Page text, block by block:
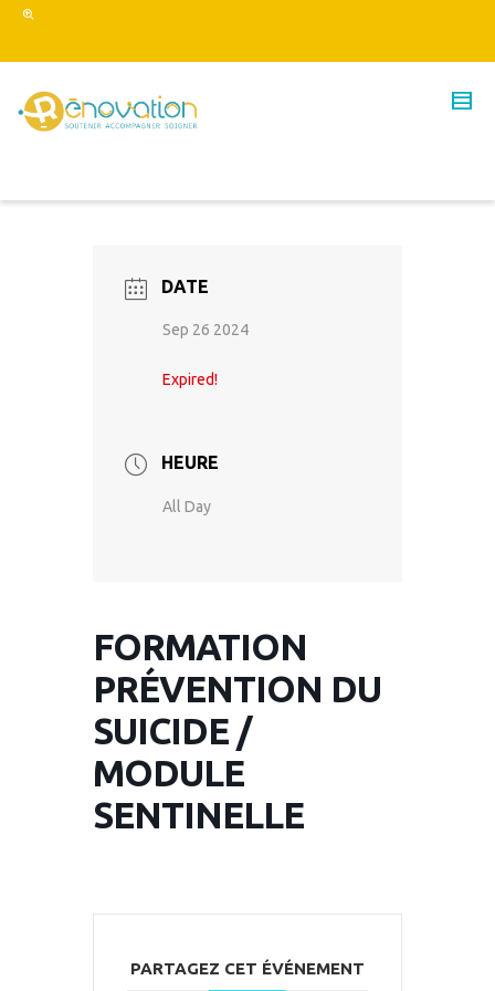
DATE
Sep 26 2024
Expired!
HEURE
All Day
FORMATION
PRÉVENTION DU
SUICIDE /
MODULE
SENTINELLE
PARTAGEZ CET ÉVÉNEMENT